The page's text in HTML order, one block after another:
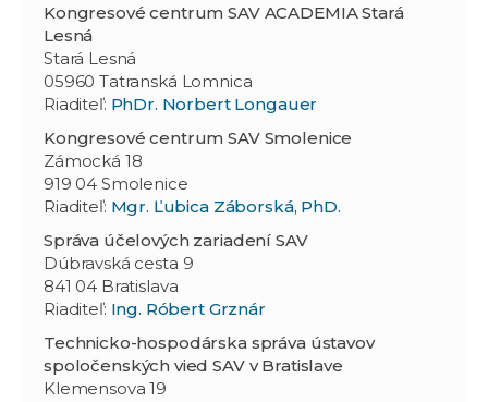
Kongresové centrum SAV ACADEMIA Stará
Lesná
Stará Lesná
05960 Tatranská Lomnica
Riaditeľ: PhDr. Norbert Longauer
Kongresové centrumSAV Smolenice
Zámocká 18
919 04 Smolenice
Riaditeľ: Mgr. Ľubica Záborská, PhD.
Správa účelových zariadení SAV
Dúbravská cesta 9
841 04 Bratislava
Riaditeľ: Ing. Róbert Grznár
Technicko-hospodárska správa ústavov
spoločenských vied SAV v Bratislave
Klemensova 19